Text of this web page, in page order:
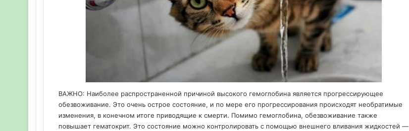
ВАЖНО: Наиболее распространенной причиной высокого гемоглобина является прогрессирующее
обезвоживание. Это очень острое состояние, и по мере его прогрессирования происходят необратимые
изменения, в конечном итоге приводящие к смерти. Помимо гемоглобина, обезвоживание также
повышает гематокрит. Это состояние можно контролировать с помощью внешнего вливания жидкостей —